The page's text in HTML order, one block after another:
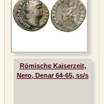
Römische Kaiserzeit,
Nero, Denar 64-65, ss/s